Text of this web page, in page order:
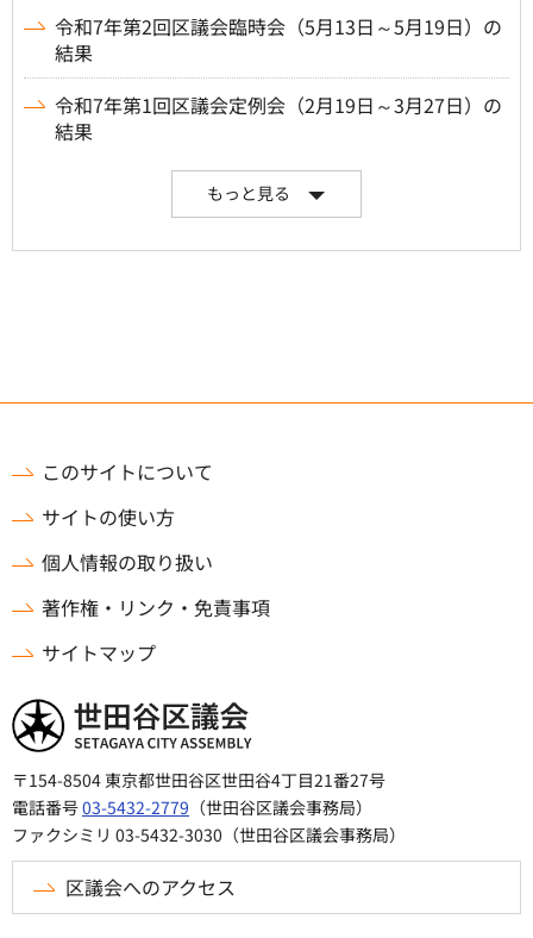
令和7年第2回区議会臨時会（5月13日～5月19日）の
結果
令和7年第1回区議会定例会（2月19日～3月27日）の
結果
もっと見る
このサイトについて
サイトの使い方
個人情報の取り扱い
著作権・リンク・免責事項
サイトマップ
世田谷区議会
〒154-8504 東京都世田谷区世田谷4丁目21番27号
電話番号03-5432-2779 （世田谷区議会事務局）
ファクシミリ 03-5432-3030（世田谷区議会事務局）
区議会へのアクセス